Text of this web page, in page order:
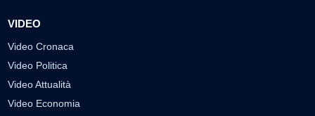
VIDEO
Video Cronaca
Video Politica
Video Attualità
Video Economia